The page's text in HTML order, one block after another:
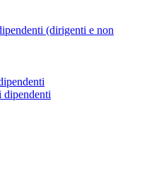
(dirigenti e non
dipendenti